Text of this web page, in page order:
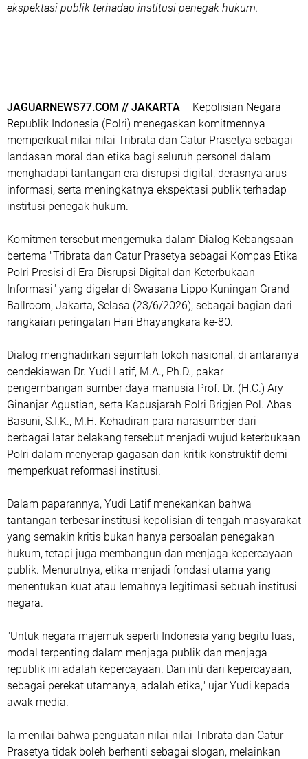
ekspektasi publik terhadap institusi penegak hukum.
JAGUARNEWS77.COM // JAKARTA – Kepolisian Negara
Republik Indonesia (Polri) menegaskan komitmennya
memperkuat nilai-nilai Tribrata dan Catur Prasetya sebagai
landasan moral dan etika bagi seluruh personel dalam
menghadapi tantangan era disrupsi digital, derasnya arus
informasi, serta meningkatnya ekspektasi publik terhadap
institusi penegak hukum.
Komitmen tersebut mengemuka dalam Dialog Kebangsaan
bertema "Tribrata dan Catur Prasetya sebagai Kompas Etika
Polri Presisi di Era Disrupsi Digital dan Keterbukaan
Informasi" yang digelar di Swasana Lippo Kuningan Grand
Ballroom, Jakarta, Selasa (23/6/2026), sebagai bagian dari
rangkaian peringatan Hari Bhayangkara ke-80.
Dialog menghadirkan sejumlah tokoh nasional, di antaranya
cendekiawan Dr. Yudi Latif, M.A., Ph.D., pakar
pengembangan sumber daya manusia Prof. Dr. (H.C.) Ary
Ginanjar Agustian, serta Kapusjarah Polri Brigjen Pol. Abas
Basuni, S.I.K., M.H. Kehadiran para narasumber dari
berbagai latar belakang tersebut menjadi wujud keterbukaan
Polri dalam menyerap gagasan dan kritik konstruktif demi
memperkuat reformasi institusi.
Dalam paparannya, Yudi Latif menekankan bahwa
tantangan terbesar institusi kepolisian di tengah masyarakat
yang semakin kritis bukan hanya persoalan penegakan
hukum, tetapi juga membangun dan menjaga kepercayaan
publik. Menurutnya, etika menjadi fondasi utama yang
menentukan kuat atau lemahnya legitimasi sebuah institusi
negara.
"Untuk negara majemuk seperti Indonesia yang begitu luas,
modal terpenting dalam menjaga publik dan menjaga
republik ini adalah kepercayaan. Dan inti dari kepercayaan,
sebagai perekat utamanya, adalah etika," ujar Yudi kepada
awak media.
Ia menilai bahwa penguatan nilai-nilai Tribrata dan Catur
Prasetya tidak boleh berhenti sebagai slogan, melainkan